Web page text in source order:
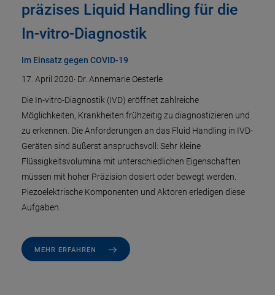
präzises Liquid Handling für die
In-vitro-Diagnostik
Im Einsatz gegen COVID-19
17. April 2020· Dr. Annemarie Oesterle
Die In-vitro-Diagnostik (IVD) eröffnet zahlreiche
Möglichkeiten, Krankheiten frühzeitig zu diagnostizieren und
zu erkennen. Die Anforderungen an das Fluid Handling in IVD-
Geräten sind äußerst anspruchsvoll: Sehr kleine
Flüssigkeitsvolumina mit unterschiedlichen Eigenschaften
müssen mit hoher Präzision dosiert oder bewegt werden.
Piezoelektrische Komponenten und Aktoren erledigen diese
Aufgaben.
MEHR ERFAHREN